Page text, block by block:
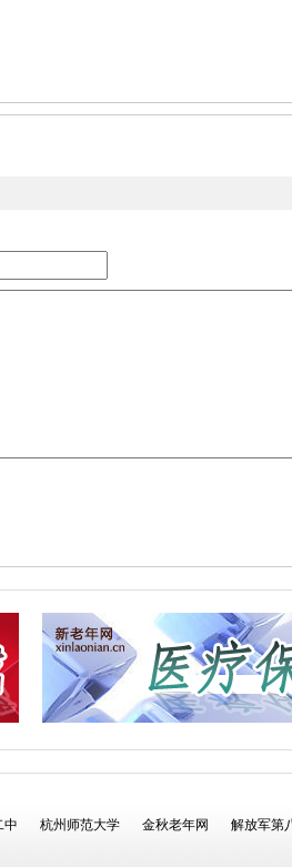
中 杭州师范大学 金秋老年网 解放军第